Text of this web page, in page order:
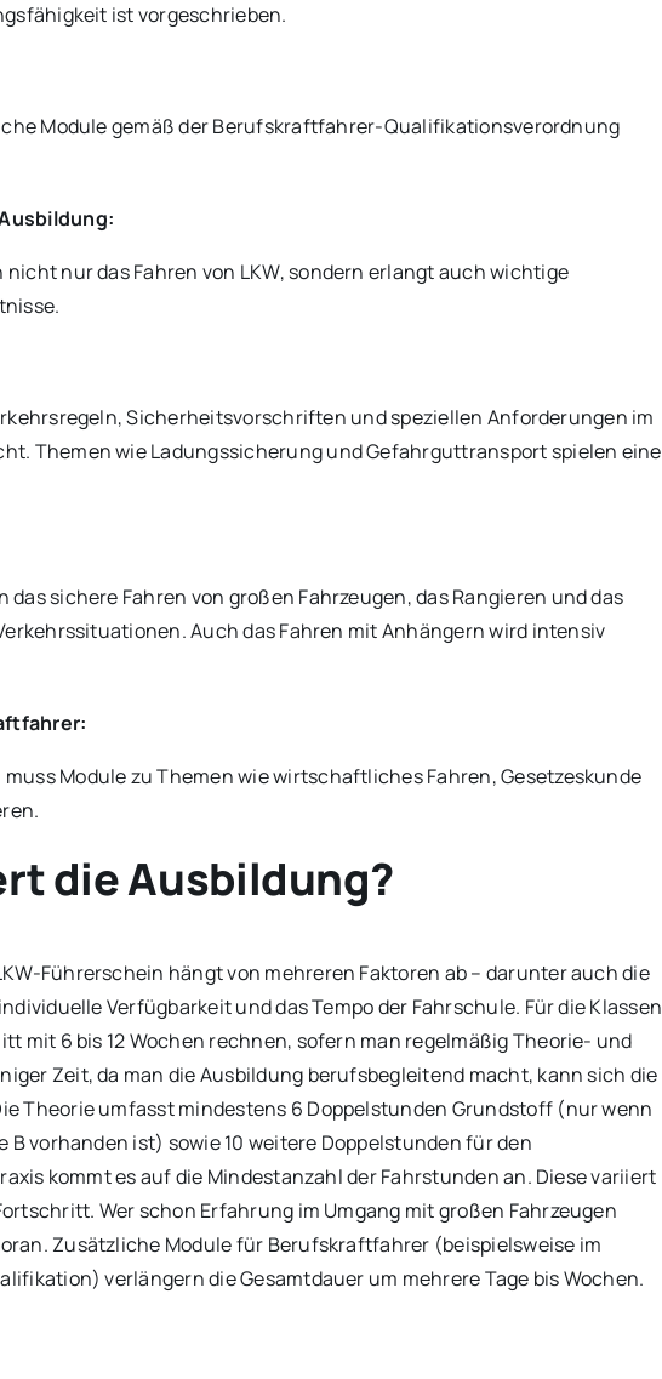
ist vorgeschrieben.
Module gemäß der Berufskraftfahrer-Qualifikationsverordnung
nur das Fahren von LKW, sondern erlangt auch wichtige
Sicherheitsvorschriften und speziellen Anforderungen im
Themen wie Ladungssicherung und Gefahrguttransport spielen eine
sichere Fahren von großen Fahrzeugen, das Rangieren und das
Auch das Fahren mit Anhängern wird intensiv
Module zu Themen wie wirtschaftliches Fahren, Gesetzeskunde
die Ausbildung?
Führerschein hängt von mehreren Faktoren ab – darunter auch die
Verfügbarkeit und das Tempo der Fahrschule. Für die Klassen
mit 6 bis 12 Wochen rechnen, sofern man regelmäßig Theorie- und
Zeit, da man die Ausbildung berufsbegleitend macht, kann sich die
Theorie umfasst mindestens 6 Doppelstunden Grundstoff (nur wenn
B vorhanden ist) sowie 10 weitere Doppelstunden für den
kommt es auf die Mindestanzahl der Fahrstunden an. Diese variiert
Wer schon Erfahrung im Umgang mit großen Fahrzeugen
Zusätzliche Module für Berufskraftfahrer (beispielsweise im
verlängern die Gesamtdauer um mehrere Tage bis Wochen.